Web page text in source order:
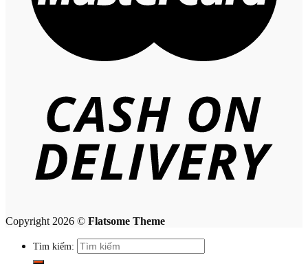
Copyright 2026 © Flatsome Theme
Tìm kiếm: